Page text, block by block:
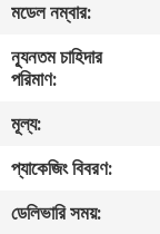
কারখানা
ভ্রমণ
মান
নিয়ন্ত্রণ
মডেল নম্বার:
ন্যূনতম চাহিদার
পরিমাণ:
মূল্য:
প্যাকেজিং বিবরণ:
ডেলিভারি সময়: